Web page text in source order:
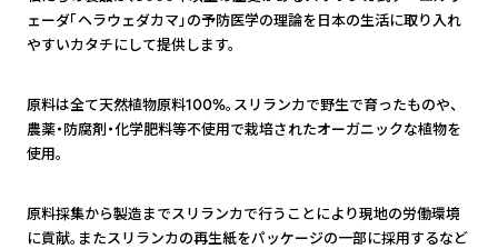
ェーダ「ヘラウェダカマ」の予防医学の理論を日本の生活に取り入れ
やすいカタチにして提供します。
原料は全て天然植物原料100%。スリランカで野生で育ったものや、
農薬・防腐剤・化学肥料等不使用で栽培されたオーガニックな植物を
使用。
原料採集から製造までスリランカで行うことにより現地の労働環境
に貢献。またスリランカの再生紙をパッケージの一部に採用するなど